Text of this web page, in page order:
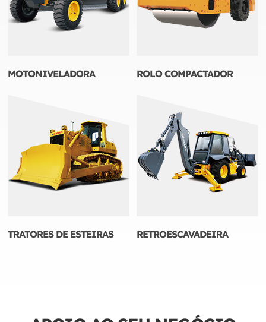
MOTONIVELADORA ROLO COMPACTADOR
TRATORES DE ESTEIRAS RETROESCAVADEIRA